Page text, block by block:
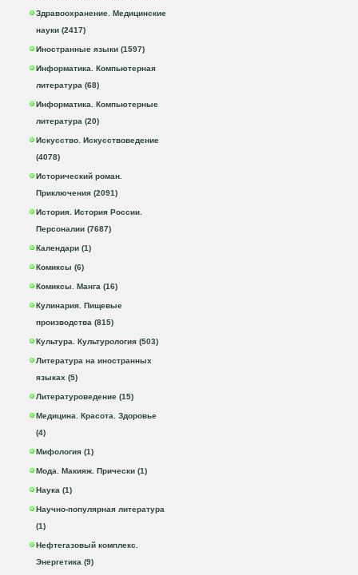
Здравоохранение. Медицинские
науки (2417)
Иностранные языки (1597)
Информатика. Компьютерная
литература (68)
Информатика. Компьютерные
литература (20)
Искусство. Искусствоведение
(4078)
Исторический роман.
Приключения (2091)
История. История России.
Персоналии (7687)
Календари (1)
Комиксы (6)
Комиксы. Манга (16)
Кулинария. Пищевые
производства (815)
Культура. Культурология (503)
Литература на иностранных
языках (5)
Литературоведение (15)
Медицина. Красота. Здоровье
(4)
Мифология (1)
Мода. Макияж. Прически (1)
Наука (1)
Научно-популярная литература
(1)
Нефтегазовый комплекс.
Энергетика (9)